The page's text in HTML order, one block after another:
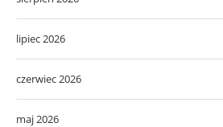
lipiec 2026
czerwiec 2026
maj 2026